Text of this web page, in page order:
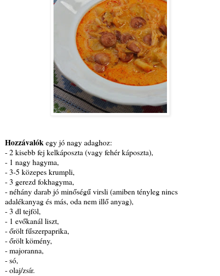
Hozzávalókegy jó nagy adaghoz:
- 2 kisebb fej kelkáposzta (vagy fehér káposzta),
- 1 nagy hagyma,
- 3-5 közepes krumpli,
- 3 gerezd fokhagyma,
- néhány darab jó minőségű virsli (amiben tényleg nincs
adalékanyag és más, oda nem illő anyag),
- 3 dl tejföl,
- 1 evőkanál liszt,
- őrölt fűszerpaprika,
- őrölt kömény,
- majoranna,
- só,
- olaj/zsír.